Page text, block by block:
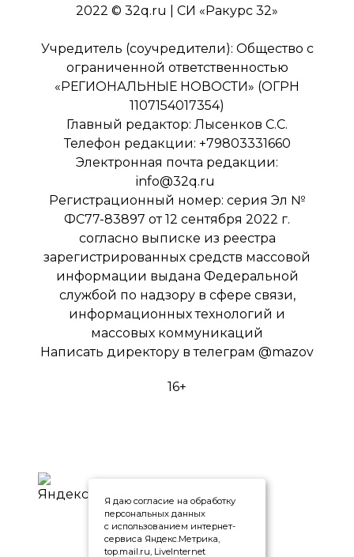
2022 © 32q.ru | СИ «Ракурс 32»
Учредитель (соучредители): Общество с
ограниченной ответственностью
«РЕГИОНАЛЬНЫЕ НОВОСТИ» (ОГРН
1107154017354)
Главный редактор: Лысенков С.С.
Телефон редакции: +79803331660
Электронная почта редакции:
info@32q.ru
Регистрационный номер: серия Эл №
ФС77-83897 от 12 сентября 2022 г.
согласно выписке из реестра
зарегистрированных средств массовой
информации выдана Федеральной
службой по надзору в сфере связи,
информационных технологий и
массовых коммуникаций
Написать директору в телеграм @mazov
16+
Я даю согласие на обработку
персональных данных
с использованием интернет-
сервиса Яндекс.Метрика,
top.mail.ru, LiveInternet